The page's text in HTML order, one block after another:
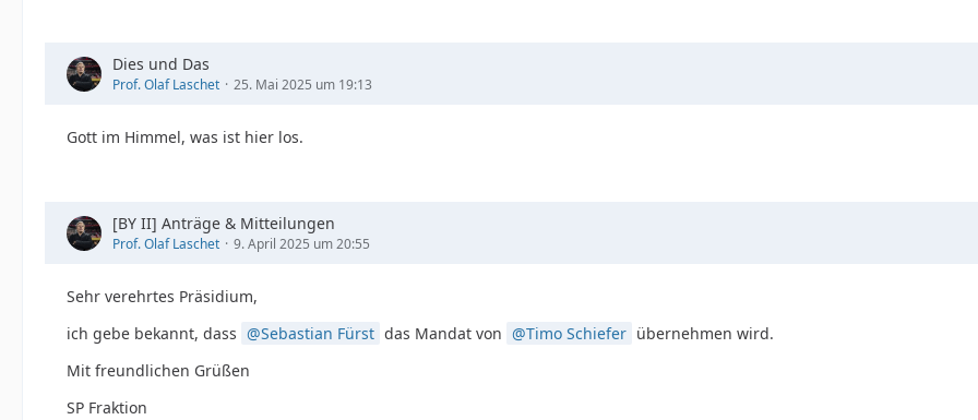
Dies und Das
Prof. Olaf Laschet 25. Mai 2025 um 19:13
Gott im Himmel, was ist hier los.
[BY II] Anträge & Mitteilungen
Prof. Olaf Laschet 9. April 2025 um 20:55
Sehr verehrtes Präsidium,
ich gebe bekannt, dass
Sebastian Fürst das Mandat von Timo Schiefer übernehmen wird.
Mit freundlichen Grüßen
SP Fraktion